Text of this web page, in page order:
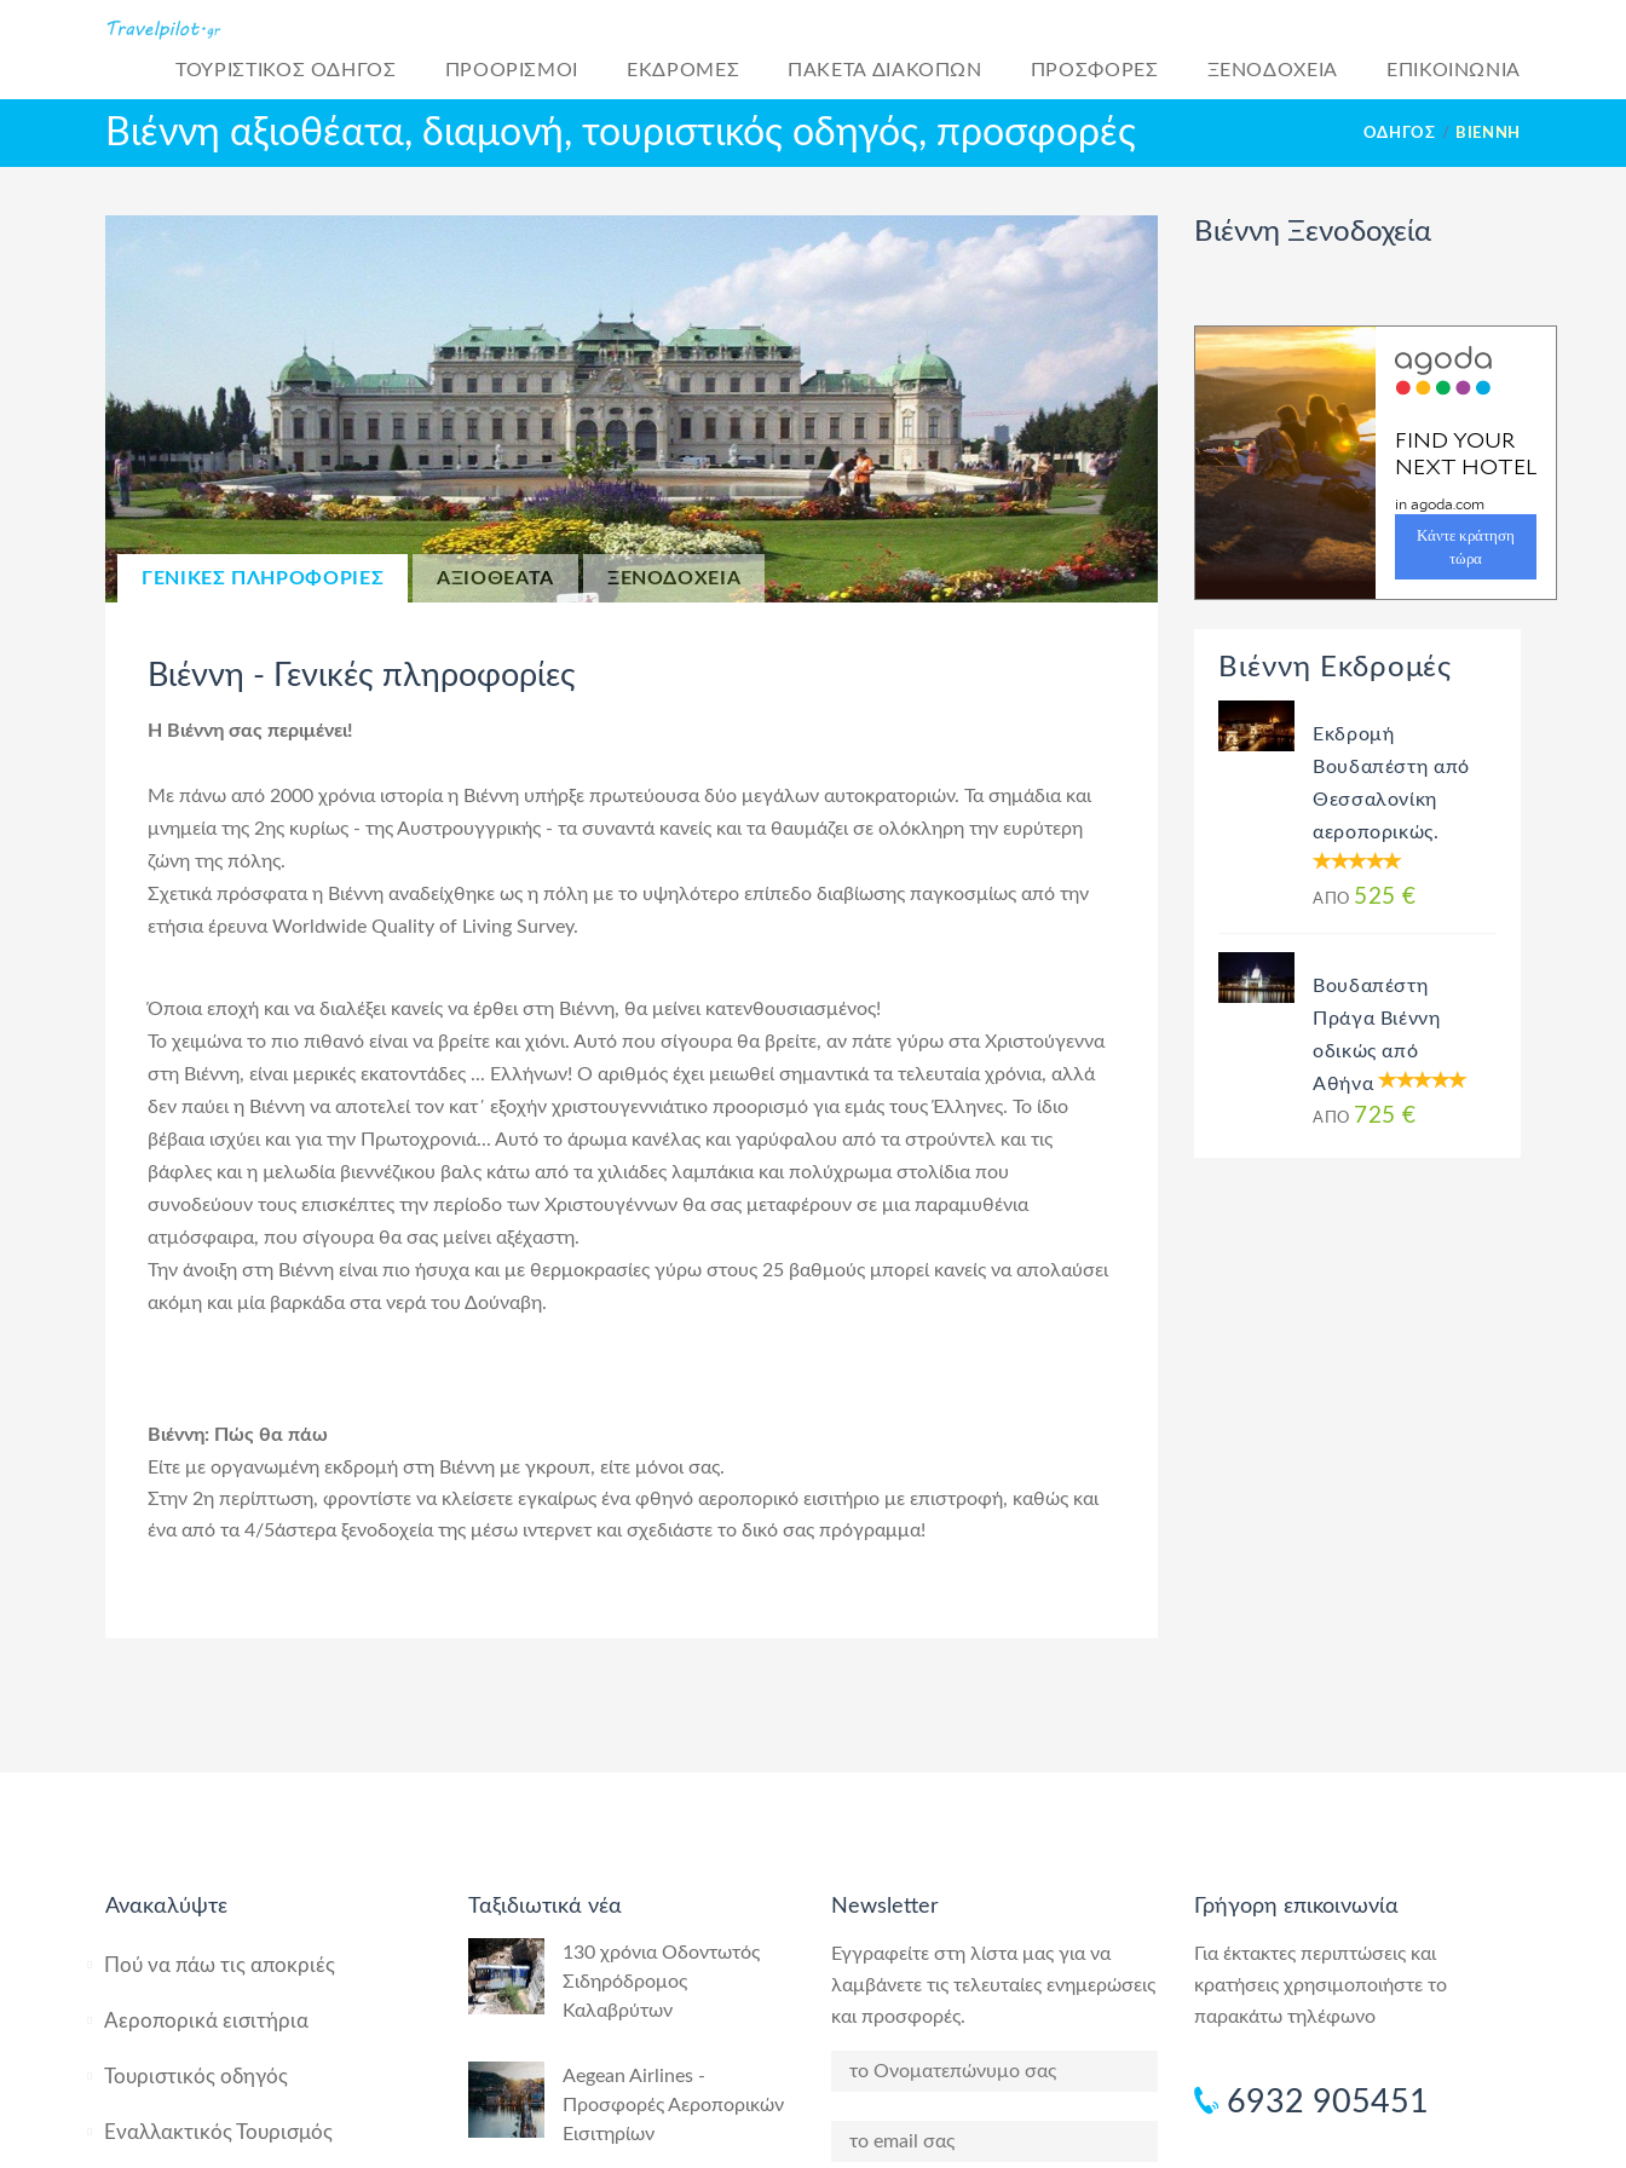
ΤΟΥΡΙΣΤΙΚΌΣ ΟΔΗΓΟΣ ΠΡΟΟΡΙΣΜΟΙ ΕΚΔΡΟΜΕΣ ΠΑΚΕΤΑ ΔΙΑΚΟΠΩΝ ΠΡΟΣΦΟΡΕΣ ΞΕΝΟΔΟΧΕΙΑ ΕΠΙΚΟΙΝΩΝΙΑ
Βιέννη αξιοθέατα, διαμονή, τουριστικός οδηγός, προσφορές ΟΔΗΓΟΣ ΒΙΈΝΝΗ
ΓΕΝΙΚΕΣ ΠΛΗΡΟΦΟΡΙΕΣ ΑΞΙΟΘΕΑΤΑ ΞΕΝΟΔΟΧΕΙΑ
Βιέννη - Γενικές πληροφορίες
Η Βιέννη σας περιμένει!
Με πάνω από 2000 χρόνια ιστορία η Βιέννη υπήρξε πρωτεύουσα δύο μεγάλων αυτοκρατοριών. Τα σημάδια και
μνημεία της 2ης κυρίως - της Αυστρουγγρικής - τα συναντά κανείς και τα θαυμάζει σε ολόκληρη την ευρύτερη
ζώνη της πόλης.
Σχετικά πρόσφατα η Βιέννη αναδείχθηκε ως η πόλη με το υψηλότερο επίπεδο διαβίωσης παγκοσμίως από την
ετήσια έρευνα Worldwide Quality of Living Survey.
Όποια εποχή και να διαλέξει κανείς να έρθει στη Βιέννη, θα μείνει κατενθουσιασμένος!
Το χειμώνα το πιο πιθανό είναι να βρείτε και χιόνι. Αυτό που σίγουρα θα βρείτε, αν πάτε γύρω στα Χριστούγεννα
στη Βιέννη, είναι μερικές εκατοντάδες ... Ελλήνων! Ο αριθμός έχει μειωθεί σημαντικά τα τελευταία χρόνια, αλλά
δεν παύει η Βιέννη να αποτελεί τον κατ΄ εξοχήν χριστουγεννιάτικο προορισμό για εμάς τους Έλληνες. Το ίδιο
βέβαια ισχύει και για την Πρωτοχρονιά... Αυτό το άρωμα κανέλας και γαρύφαλου από τα στρούντελ και τις
βάφλες και η µελωδία βιεννέζικου βαλς κάτω από τα χιλιάδες λαµπάκια και πολύχρωµα στολίδια που
συνοδεύουν τους επισκέπτες την περίοδο των Χριστουγέννων θα σας μεταφέρουν σε μια παραμυθένια
ατμόσφαιρα, που σίγουρα θα σας μείνει αξέχαστη.
Την άνοιξη στη Βιέννη είναι πιο ήσυχα και με θερμοκρασίες γύρω στους 25 βαθμούς μπορεί κανείς να απολαύσει
ακόμη και μία βαρκάδα στα νερά του Δούναβη.
Βιέννη: Πώς θα πάω
Είτε με οργανωμένη εκδρομή στη Βιέννη με γκρουπ, είτε μόνοι σας.
Στην 2η περίπτωση, φροντίστε να κλείσετε εγκαίρως ένα φθηνό αεροπορικό εισιτήριο με επιστροφή, καθώς και
ένα από τα 4/5άστερα ξενοδοχεία της μέσω ιντερνετ και σχεδιάστε το δικό σας πρόγραμμα!
Βιέννη Ξενοδοχεία
Βιέννη Εκδρομές
Εκδρομή
Βουδαπέστη από
Θεσσαλονίκη
αεροπορικώς.
ΑΠΌ 525 €
Βουδαπέστη
Πράγα Βιέννη
οδικώς από
Αθήνα
ΑΠΌ 725 €
Ανακαλύψτε
Πού να πάω τις αποκριές
Αεροπορικά εισιτήρια
Τουριστικός οδηγός
Εναλλακτικός Τουρισμός
Ταξιδιωτικά νέα
130 χρόνια Οδοντωτός
Σιδηρόδρομος
Καλαβρύτων
Aegean Airlines -
Προσφορές Αεροπορικών
Εισιτηρίων
Newsletter
Εγγραφείτε στη λίστα μας για να
λαμβάνετε τις τελευταίες ενημερώσεις
και προσφορές.
Γρήγορη επικοινωνία
Για έκτακτες περιπτώσεις και
κρατήσεις χρησιμοποιήστε το
παρακάτω τηλέφωνο
6932 905451